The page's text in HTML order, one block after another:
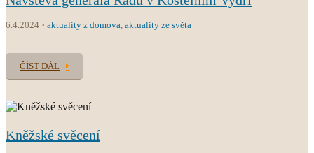
6.4.2024 aktuality z domova aktuality ze světa
ČÍST DÁL
Kněžské svěcení